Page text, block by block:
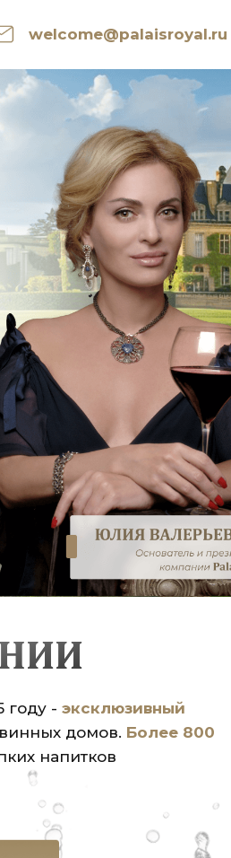
welcome@palaisroyal.ru
году - эксклюзивный
домов. Более 800
напитков